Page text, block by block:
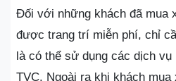
Đối với những khách đã mua
được trang trí miễn phí, chỉ
là có thể sử dụng các dịch
TVC. Ngoài ra khi khách